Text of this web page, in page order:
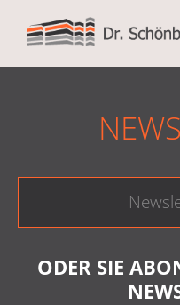
PRODUKTE
ODER SIE